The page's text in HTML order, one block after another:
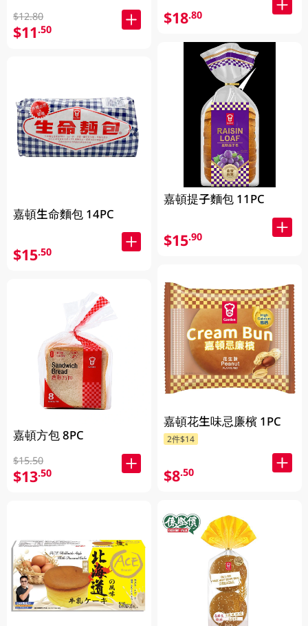
$12.80
$11.50
嘉頓生命麵包 14PC
$15.50
嘉頓方包 8PC
$15.50
$13.50
$18.80
嘉頓提子麵包 11PC
$15.90
嘉頓花生味忌廉檳 1PC
2件$14
$8.50